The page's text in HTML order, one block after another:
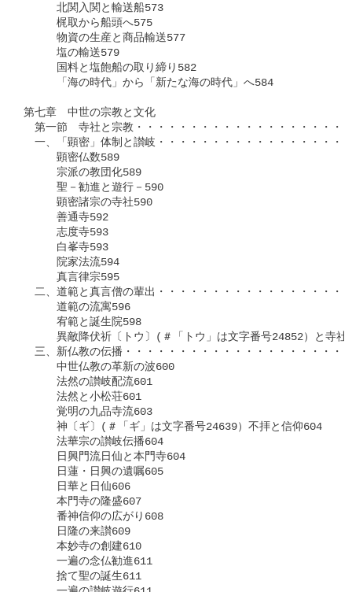
北関入関と輸送船573
梶取から船頭へ575
物資の生産と商品輸送577
塩の輸送579
国料と塩飽船の取り締り582
「海の時代」から「新たな海の時代」へ584
第七章　中世の宗教と文化
第一節　寺社と宗教・・・・・・・・・・・・・・・・・・・
一、「顕密」体制と讃岐・・・・・・・・・・・・・・・・・
顕密仏数589
宗派の教団化589
聖－勧進と遊行－590
顕密諸宗の寺社590
善通寺592
志度寺593
白峯寺593
院家法流594
真言律宗595
二、道範と真言僧の輩出・・・・・・・・・・・・・・・・・
道範の流寓596
宥範と誕生院598
異敵降伏祈〔トウ〕(＃「トウ」は文字番号24852）と寺社
三、新仏教の伝播・・・・・・・・・・・・・・・・・・・・
中世仏教の革新の波600
法然の讃岐配流601
法然と小松荘601
覚明の九品寺流603
神〔ギ〕(＃「ギ」は文字番号24639）不拝と信仰604
法華宗の讃岐伝播604
日興門流日仙と本門寺604
日蓮・日興の遺嘱605
日華と日仙606
本門寺の隆盛607
番神信仰の広がり608
日隆の来讃609
本妙寺の創建610
一遍の念仏勧進611
捨て聖の誕生611